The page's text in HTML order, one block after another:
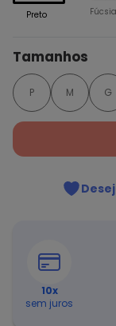
Preto Fúcsia
Tamanhos
P M G
10x
sem juros